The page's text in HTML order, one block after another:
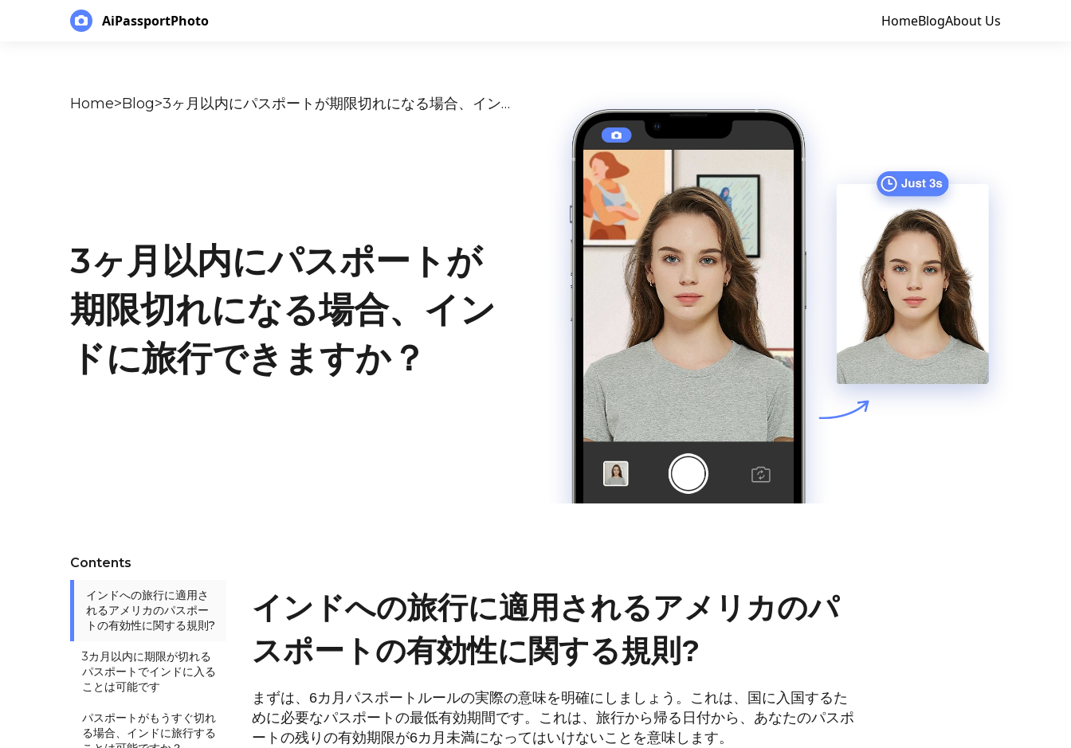
AiPassportPhoto HomeBlogAbout Us
Home>Blog> 3ヶ月以内にパスポートが期限切れになる場合、インドに旅行できますか？
3ヶ月以内にパスポートが
期限切れになる場合、イン
ドに旅行できますか？
Contents
インドへの旅行に適用さ
れるアメリカのパスポー
トの有効性に関する規則?
3カ月以内に期限が切れる
パスポートでインドに入る
ことは可能です
パスポートがもうすぐ切れ
る場合、インドに旅行する
インドへの旅行に適用されるアメリカのパ
スポートの有効性に関する規則 ?
まずは、6カ月パスポートルールの実際の意味を明確にしましょう。これは、国に入国するた
めに必要なパスポートの最低有効期間です。これは、旅行から帰る日付から、あなたのパスポ
ートの残りの有効期限が6カ月未満になってはいけないことを意味します。